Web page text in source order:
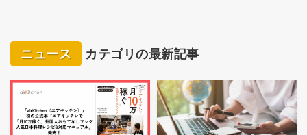
ニュース カテゴリの最新記事